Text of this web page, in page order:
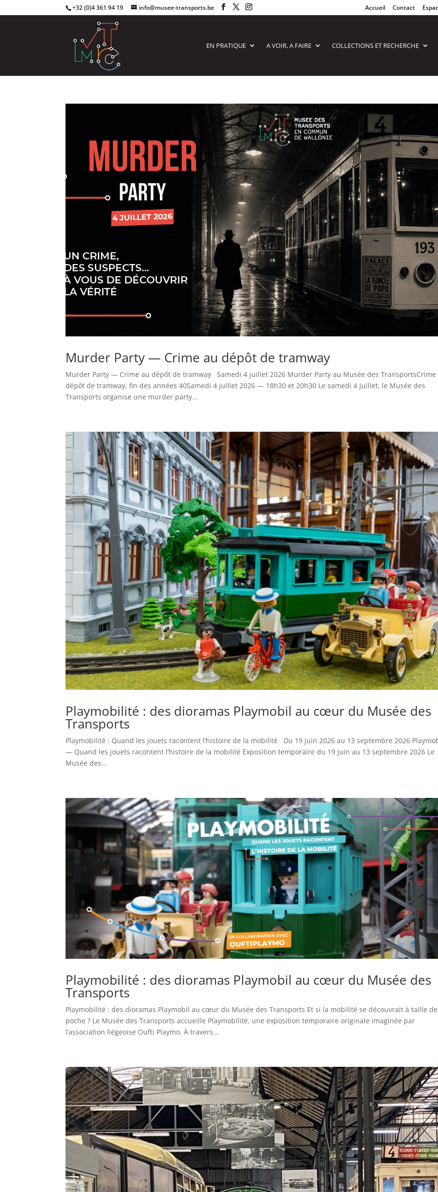
+32 (0)4 361 94 19 info@musee-transports.be Accueil Contact
EN PRATIQUE A VOIR, A FAIRE COLLECTIONS ET RECHERCHE
Murder Party — Crime au dépôt de tramway
Murder Party — Crime au dépôt de tramway Samedi 4 juillet 2026 Murder Party au Musée des TransportsCrime
dépôt de tramway, fin des années 40Samedi 4 juillet 2026 — 18h30 et 20h30 Le samedi 4 juillet, le Musée des
Transports organise une murder party...
Playmobilité : des dioramas Playmobil au cœur du Musée des
Transports
Playmobilité : Quand les jouets racontent l’histoire de la mobilité Du 19 juin 2026 au 13 septembre 2026
— Quand les jouets racontent l’histoire de la mobilité Exposition temporaire du 19 juin au 13 septembre 2026 Le
Musée des...
Playmobilité : des dioramas Playmobil au cœur du Musée des
Transports
Playmobilité : des dioramas Playmobil au cœur du Musée des Transports Et si la mobilité se découvrait à taille de
poche ? Le Musée des Transports accueille Playmobilité, une exposition temporaire originale imaginée par
l’association liégeoise Oufti Playmo. À travers...